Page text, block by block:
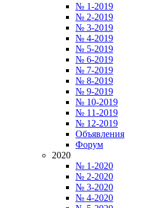
№ 1-2019
№ 2-2019
№ 3-2019
№ 4-2019
№ 5-2019
№ 6-2019
№ 7-2019
№ 8-2019
№ 9-2019
№ 10-2019
№ 11-2019
№ 12-2019
Объявления
Форум
2020
№ 1-2020
№ 2-2020
№ 3-2020
№ 4-2020